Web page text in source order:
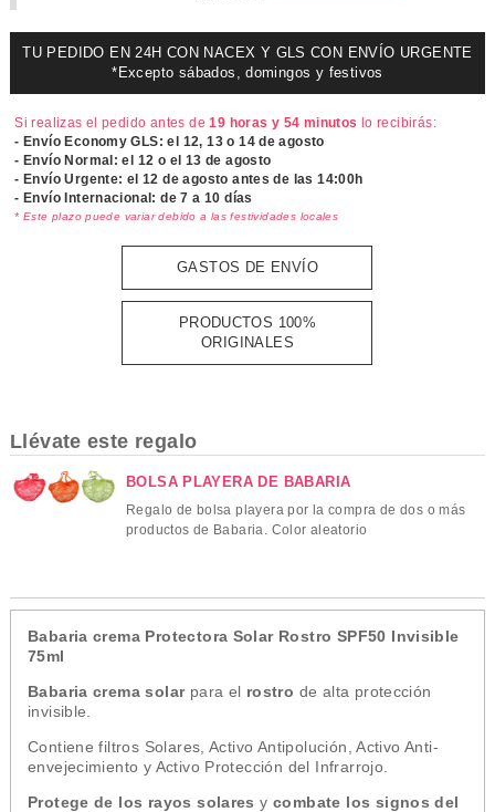
TU PEDIDO EN 24H CON NACEX Y GLS CON ENVÍO URGENTE
*Excepto sábados, domingos y festivos
Si realizas el pedido antes de19 horas y 54 minutos lo recibirás:
- Envío Economy GLS: el 12, 13 o 14 de agosto
- Envío Normal: el 12 o el 13 de agosto
- Envío Urgente: el12 de agosto antes de las 14:00h
- Envío Internacional: de 7 a 10 días
* Este plazo puede variar debido a las festividades locales
GASTOS DE ENVÍO
PRODUCTOS 100%
ORIGINALES
Llévate este regalo
BOLSA PLAYERA DE BABARIA
Regalo de bolsa playera por la compra de dos o más
productos de Babaria. Color aleatorio
Babaria crema Protectora Solar Rostro SPF50 Invisible
75ml
Babaria crema solarpara el rostro de alta protección
invisible.
Contiene filtros Solares, Activo Antipolución, Activo Anti-
envejecimiento y Activo Protección del Infrarrojo.
Protege de los rayos solares ycombate los signos del